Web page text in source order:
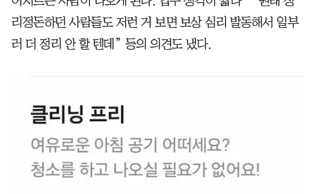
리정돈하던 사람들도 저런 거 보면 보상 심리 발동해서 일부
러 더 정리 안 할 텐데” 등의 의견도 냈다.